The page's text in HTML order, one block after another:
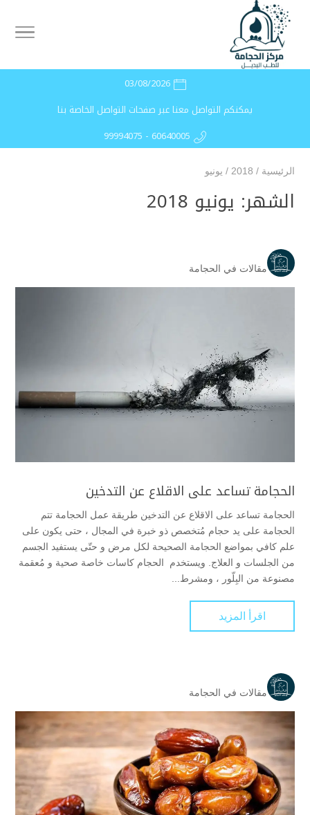
03/08/2026
يمكنكم التواصل معنا عبر صفحات التواصل الخاصة بنا
99994075 - 60640005
الرئيسية /
2018
/ يونيو
الشهر: يونيو 2018
مقالات في الحجامة
الحجامة تساعد على الاقلاع عن التدخين
الحجامة تساعد على الاقلاع عن التدخين طريقة عمل الحجامة تتم
الحجامة على يد حجام مُتخصص ذو خبرة في المجال ، حتى يكون على
علم كافي بمواضع الحجامة الصحيحة لكل مرض و حتّى يستفيد الجسم
من الجلسات و العلاج. ويستخدم الحجام كاسات خاصة صحية و مُعقمة
مصنوعة من البِلّور ، ومشرط...
اقرأ المزيد
مقالات في الحجامة